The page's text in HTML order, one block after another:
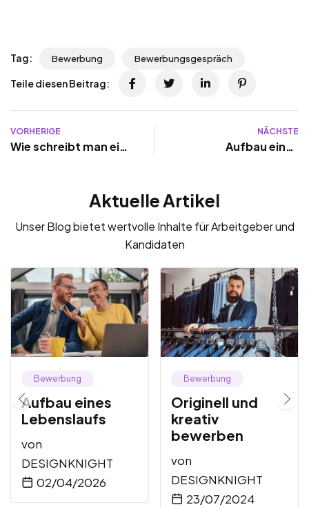
Tag: Bewerbung Bewerbungsgespräch
Teile diesen Beitrag:
VORHERIGE
Wie schreibt man eine
NÄCHSTE
Aufbau eines
Aktuelle Artikel
Unser Blog bietet wertvolle Inhalte für Arbeitgeber und
Kandidaten
Bewerbung
Aufbau eines
Lebenslaufs
von
DESIGNKNIGHT
02/04/2026
Bewerbung
Originell und
kreativ
bewerben
von
DESIGNKNIGHT
23/07/2024